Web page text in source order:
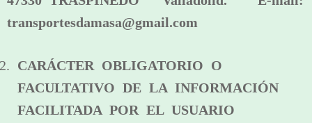
transportesdamasa@gmail.com
CARÁCTER OBLIGATORIO O
FACULTATIVO DE LA INFORMACIÓN
FACILITADA POR EL USUARIO